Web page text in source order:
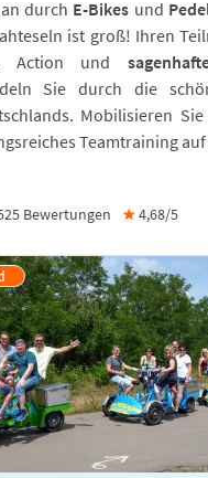
durch E-Bikes und
ist groß! Ihren
Action und
Sie durch die
Mobilisieren
Teamtraining auf
Bewertungen ★4,68/5